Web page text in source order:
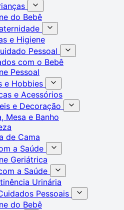
do Bebê
e Higiene
Pessoal
com o Bebê
Pessoal
e Hobbies
e Acessórios
e Decoração
Mesa e Banho
de Cama
a Saúde
Geriátrica
a Saúde
Urinária
Pessoais
do Bebê